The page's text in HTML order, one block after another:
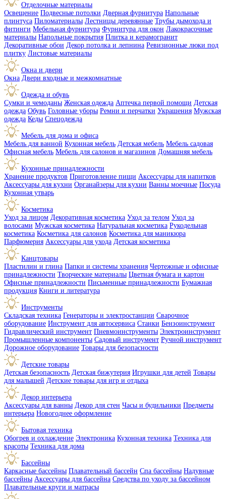
Отделочные материалы
Освещение Подвесные потолки Дверная фурнитура Напольные
плинтуса Пиломатериалы Лестницы деревянные Трубы дымохода и
фитинги Мебельная фурнитура Фурнитура для окон Лакокрасочные
материалы Напольные покрытия Плитка и керамогранит
Декоративные обои Декор потолка и лепнина Ревизионные люки под
плитку Листовые материалы
Окна и двери
Окна Двери входные и межкомнатные
Одежда и обувь
Сумки и чемоданы Женская одежда Аптечка первой помощи Детская
одежда Обувь Головные уборы Ремни и перчатки Украшения Мужская
одежда Кеды Спецодежда
Мебель для дома и офиса
Мебель для ванной Кухонная мебель Детская мебель Мебель садовая
Офисная мебель Мебель для салонов и магазинов Домашняя мебель
Кухонные принадлежности
Хранение продуктов Приготовление пищи Аксессуары для напитков
Аксессуары для кухни Органайзеры для кухни Ванны моечные Посуда
Кухонная утварь
Косметика
Уход за лицом Декоративная косметика Уход за телом Уход за
волосами Мужская косметика Натуральная косметика Рукодельная
косметика Косметика для салонов Косметика для маникюра
Парфюмерия Аксессуары для ухода Детская косметика
Канцтовары
Пластилин и глина Папки и системы хранения Чертежные и офисные
принадлежности Творческие материалы Цветная бумага и картон
Офисные принадлежности Письменные принадлежности Бумажная
продукция Книги и литература
Инструменты
Складская техника Генераторы и электростанции Сварочное
оборудование Инструмент для автосервиса Станки Бензоинструмент
Гидравлический инструмент Пневмоинструменты Электроинструмент
Промышленные компоненты Садовый инструмент Ручной инструмент
Дорожное оборудование Товары для безопасности
Детские товары
Детская безопасность Детская бижутерия Игрушки для детей Товары
для малышей Детские товары для игр и отдыха
Декор интерьера
Аксессуары для ванны Декор для стен Часы и будильники Предметы
интерьера Новогоднее оформление
Бытовая техника
Обогрев и охлаждение Электроника Кухонная техника Техника для
красоты Техника для дома
Бассейны
Каркасные бассейны Плавательный бассейн Спа бассейны Надувные
бассейны Аксессуары для бассейна Средства по уходу за бассейном
Плавательные круги и матрасы